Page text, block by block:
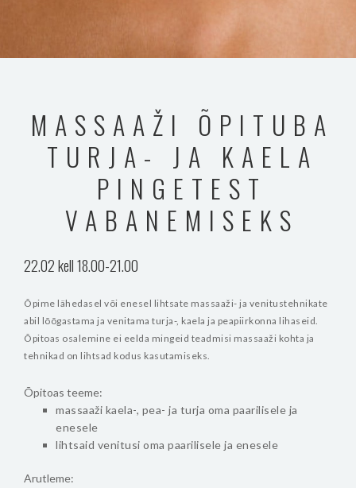
MASSAAŽI ÕPITUBA
TURJA- JA KAELA
PINGETEST
VABANEMISEKS
22.02 kell 18.00-21.00
Õpime lähedasel või enesel lihtsate massaaži- ja venitustehnikate
abil lõõgastama ja venitama turja-, kaela ja peapiirkonna lihaseid.
Õpitoas osalemine ei eelda mingeid teadmisi massaaži kohta ja
tehnikad on lihtsad kodus kasutamiseks.
Õpitoas teeme:
massaaži kaela-, pea- ja turja oma paarilisele ja
enesele
lihtsaid venitusi oma paarilisele ja enesele
Arutleme: